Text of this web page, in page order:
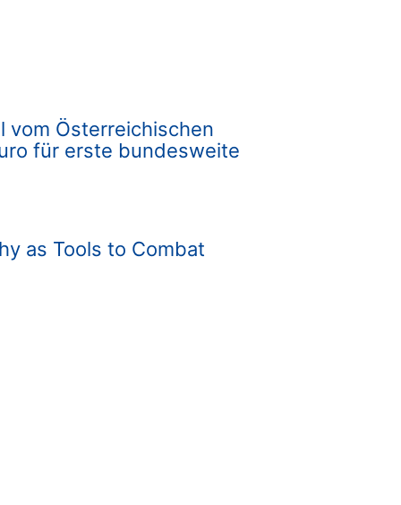
vom Österreichischen
für erste bundesweite
as Tools to Combat